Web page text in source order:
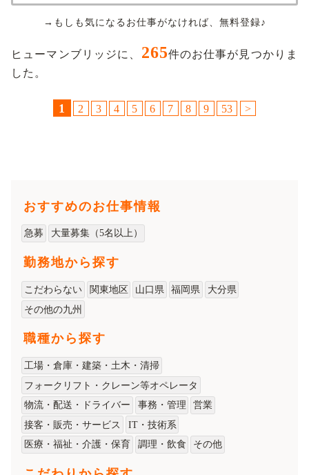
→もしも気になるお仕事がなければ、無料登録♪
ヒューマンブリッジに、 265件のお仕事が見つかりま
した。
1 2 3 4 5 6 7 8 9 53 >
おすすめのお仕事情報
急募 大量募集（5名以上）
勤務地から探す
こだわらない 関東地区 山口県 福岡県
大分県
その他の九州
職種から探す
工場・倉庫・建築・土木・清掃
フォークリフト・クレーン等オペレータ
物流・配送・ドライバー
事務・管理
営業
接客・販売・サービス
IT・技術系
医療・福祉・介護・保育
調理・飲食 その他